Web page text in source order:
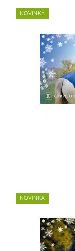
NOVINKA
NOVINKA